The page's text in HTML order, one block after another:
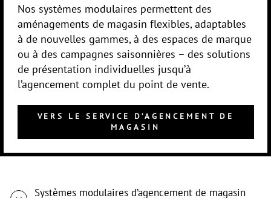
Nos systèmes modulaires permettent des
aménagements de magasin flexibles, adaptables
à de nouvelles gammes, à des espaces de marque
ou à des campagnes saisonnières – des solutions
de présentation individuelles jusqu’à
l’agencement complet du point de vente.
VERS LE SERVICE D’AGENCEMENT DE
MAGASIN
Systèmes modulaires d’agencement de magasin